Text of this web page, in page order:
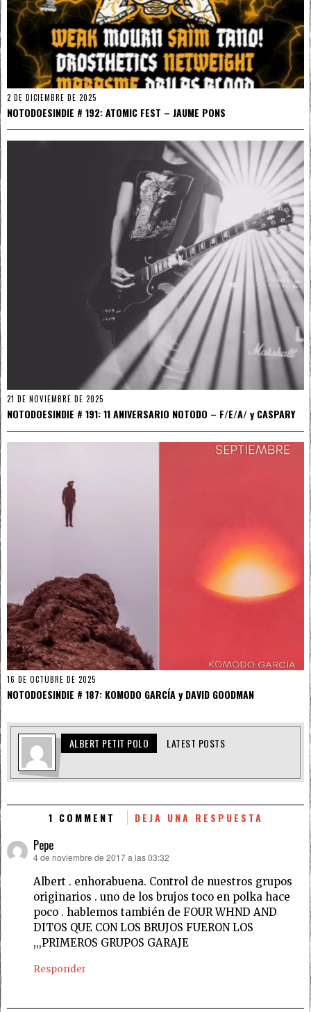
2 DE DICIEMBRE DE 2025
NOTODOESINDIE # 192: ATOMIC FEST – JAUME PONS
21 DE NOVIEMBRE DE 2025
NOTODOESINDIE # 191: 11 ANIVERSARIO NOTODO – F/E/A/ y CASPARY
16 DE OCTUBRE DE 2025
NOTODOESINDIE # 187: KOMODO GARCÍA y DAVID GOODMAN
ALBERT PETIT POLO LATEST POSTS
1 COMMENT DEJA UNA RESPUESTA
Pepe
dice:
4 de noviembre de 2017 a las 03:32
Albert . enhorabuena. Control de nuestros grupos
originarios . uno de los brujos toco en polka hace
poco . hablemos también de FOUR WHND AND
DITOS QUE CON LOS BRUJOS FUERON LOS
,,,PRIMEROS GRUPOS GARAJE
Responder